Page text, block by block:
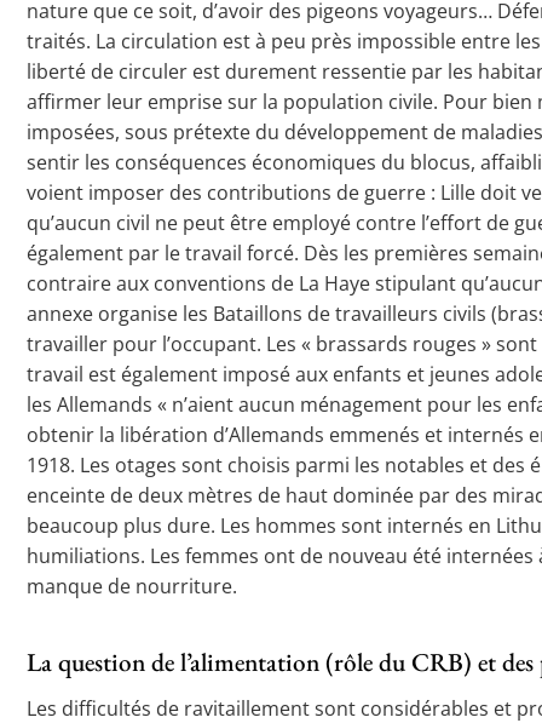
nature que ce soit, d’avoir des pigeons voyageurs…
traités. La circulation est à peu près impossible entre
liberté de circuler est durement ressentie par les
affirmer leur emprise sur la population civile. Pour
imposées, sous prétexte du développement de
sentir les conséquences économiques du blocus,
voient imposer des contributions de guerre : Lille doit
qu’aucun civil ne peut être employé contre l’effort de
également par le travail forcé. Dès les premières
contraire aux conventions de La Haye stipulant
annexe organise les Bataillons de travailleurs civils
travailler pour l’occupant. Les « brassards rouges »
travail est également imposé aux enfants et jeunes
les Allemands « n’aient aucun ménagement pour les
obtenir la libération d’Allemands emmenés et internés
1918. Les otages sont choisis parmi les notables et
enceinte de deux mètres de haut dominée par des
beaucoup plus dure. Les hommes sont internés en
humiliations. Les femmes ont de nouveau été
manque de nourriture.
La question de l’alimentation (rôle du CRB) et des
Les difficultés de ravitaillement sont considérables et